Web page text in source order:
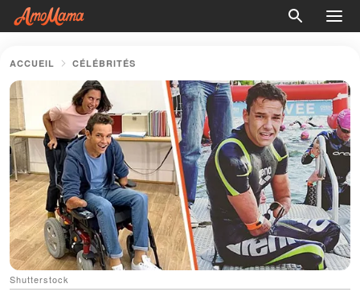
ACCUEIL CÉLÉBRITÉS
Shutterstock